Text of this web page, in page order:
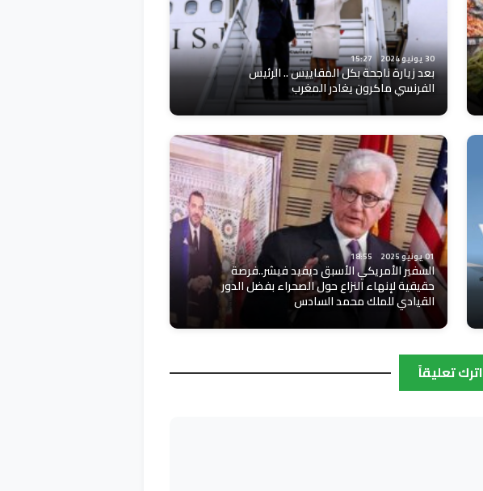
30 يونيو 2024 15:27
بعد زيارة ناجحة بكل المقاييس .. الرئيس
الفرنسي ماكرون يغادر المغرب
01 يونيو 2025 18:55
السفير الأمريكي الأسبق ديفيد فيشر..فرصة
حقيقية لإنهاء النزاع حول الصحراء بفضل الدور
القيادي للملك محمد السادس
اترك تعليقاً